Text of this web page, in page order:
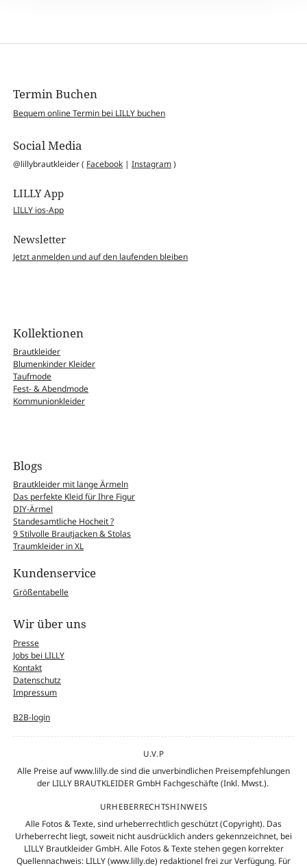
Termin Buchen
Bequem online Termin bei LILLY buchen
Social Media
@lillybrautkleider ( Facebook |Instagram)
LILLY App
LILLY ios-App
Newsletter
Jetzt anmelden und auf den laufenden bleiben
Kollektionen
Brautkleider
Blumenkinder Kleider
Taufmode
Fest- & Abendmode
Kommunionkleider
Blogs
Brautkleider mit lange Ärmeln
Das perfekte Kleid für Ihre Figur
DIY-Ärmel
Standesamtliche Hocheit ?
9 Stilvolle Brautjacken & Stolas
Traumkleider in XL
Kundenservice
Größentabelle
Wir über uns
Presse
Jobs bei LILLY
Kontakt
Datenschutz
Impressum
B2B-login
U.V.P
Alle Preise auf www.lilly.de sind die unverbindlichen Preisempfehlungen
der LILLY BRAUTKLEIDER GmbH Fachgeschäfte (Inkl. Mwst.).
URHEBERRECHTSHINWEIS
Alle Fotos & Texte, sind urheberrechtlich geschützt (Copyright). Das
Urheberrecht liegt, soweit nicht ausdrücklich anders gekennzeichnet, bei
LILLY Brautkleider GmbH. Alle Fotos & Texte stehen gegen korrekter
Quellennachweis: LILLY (www.lilly.de) redaktionel frei zur Verfügung. Für